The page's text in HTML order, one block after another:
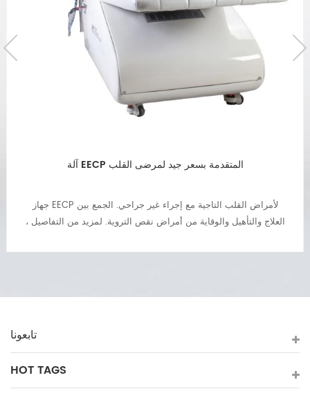
جهاز EECPS المحمول
يُعد علاج ECP علاجًا متقدمًا لأمراض القلب والأوعية الدموية وغيرها من
الأمراض الإقفارية. بدون ألم، بدون آثار جانبية، غير جراحي. للمزيد من
18520667125 أو عبر البريد الإلكتروني: sales@eecpcn.com
تابعونا
HOT TAGS